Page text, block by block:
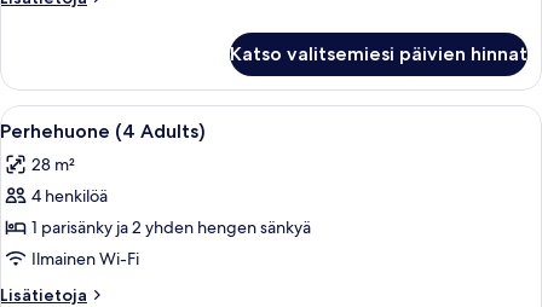
2
kuvat
Adults
2
Katso valitsemiesi päivien hinnat
Avaa
kaikki
huonetyypin
Perhehuone
(4
Adults)
kuvat
Moderni hotellihuone, jossa on
5
Perhehuone (4 Adults)
28 m²
4 henkilöä
1 parisänky ja 2 yhden hengen sänkyä
Ilmainen Wi-Fi
Lisätietoja
Lisätietoja